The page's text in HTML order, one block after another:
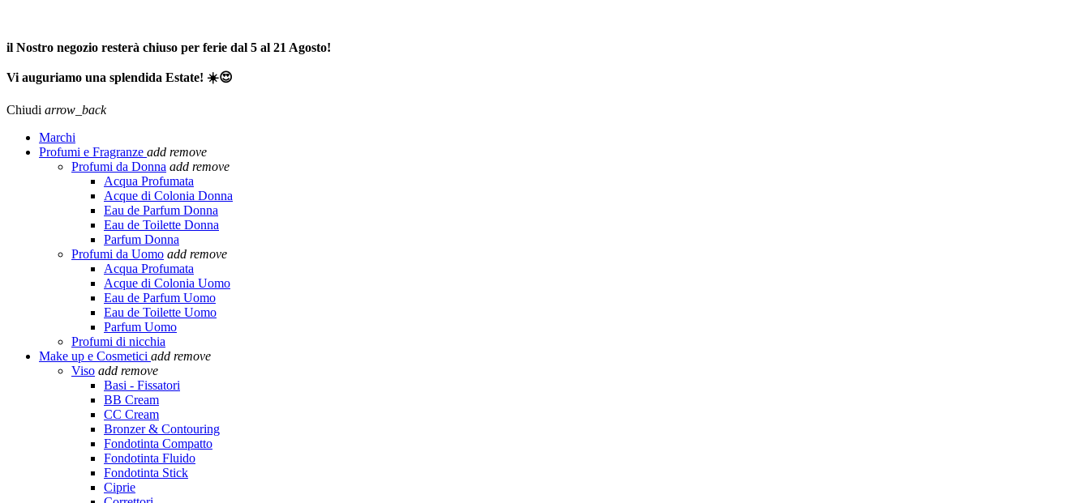
il Nostro negozio resterà chiuso per ferie dal 5 al 21 Agosto!
Vi auguriamo una splendida Estate! ☀️😍
Chiudi arrow_back
Marchi
Profumi e Fragranze add remove
Profumi da Donna add remove
Acqua Profumata
Acque di Colonia Donna
Eau de Parfum Donna
Eau de Toilette Donna
Parfum Donna
Profumi da Uomo add remove
Acqua Profumata
Acque di Colonia Uomo
Eau de Parfum Uomo
Eau de Toilette Uomo
Parfum Uomo
Profumi di nicchia
Make up e Cosmetici add remove
Viso add remove
Basi - Fissatori
BB Cream
CC Cream
Bronzer & Contouring
Fondotinta Compatto
Fondotinta Fluido
Fondotinta Stick
Ciprie